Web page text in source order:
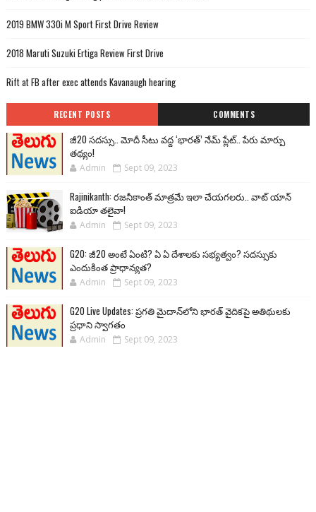
2019 BMW 330i M Sport First Drive Review
2018 Maruti Suzuki Ertiga Review First Drive
Rift at FB after exec attends Kavanaugh hearing
RECENT POSTS COMMENTS
జీ20 సదస్సు.. మోదీ సీటు వద్ద ‘భారత్’ నేమ్ ప్లేట్‌.. పేరు మార్పు
తథ్యం!
Admin Sept 09, 2023
Rajinikanth: రజనీకాంత్ మాత్రమే ఇలా చేయగలరు.. వాట్ యాన్
ఐడియా తలైవా!
Admin Sept 09, 2023
G20: జీ20 అంటే ఏంటి? ఏ ఏ దేశాలకు సభ్యత్వం? సదస్సుకు
ఎందుకింత ప్రాధాన్యత?
Admin Sept 09, 2023
G20 Live Updates: ప్రగతి మైదాన్‌లోని భారత్ వైదికపై అతిథులకు
ప్రధాని స్వాగతం
Admin Sept 09, 2023